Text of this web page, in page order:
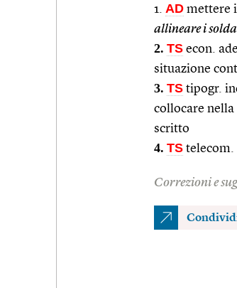
1. AD mettere
allineare i
2. TS econ.
situazione
3. TS tipogr.
collocare
scritto
4. TS telecom.
Correzioni e